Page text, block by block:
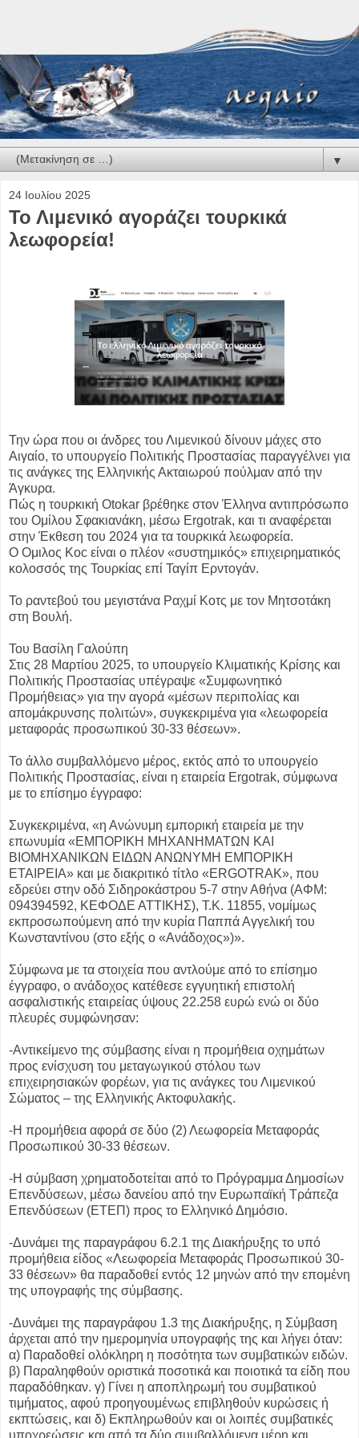
▼
24 Ιουλίου 2025
Το Λιμενικό αγοράζει τουρκικά
λεωφορεία!
Την ώρα που οι άνδρες του Λιμενικού δίνουν μάχες στο
Αιγαίο, το υπουργείο Πολιτικής Προστασίας παραγγέλνει για
τις ανάγκες της Ελληνικής Ακταιωρού πούλμαν από την
Άγκυρα.
Πώς η τουρκική Otokar βρέθηκε στον Έλληνα αντιπρόσωπο
του Ομίλου Σφακιανάκη, μέσω Ergotrak, και τι αναφέρεται
στην Έκθεση του 2024 για τα τουρκικά λεωφορεία.
Ο Ομιλος Koc είναι ο πλέον «συστημικός» επιχειρηματικός
κολοσσός της Τουρκίας επί Ταγίπ Ερντογάν.
Το ραντεβού του μεγιστάνα Ραχμί Κοτς με τον Μητσοτάκη
στη Βουλή.
Του Βασίλη Γαλούπη
Στις 28 Μαρτίου 2025, το υπουργείο Κλιματικής Κρίσης και
Πολιτικής Προστασίας υπέγραψε «Συμφωνητικό
Προμήθειας» για την αγορά «μέσων περιπολίας και
απομάκρυνσης πολιτών», συγκεκριμένα για «λεωφορεία
μεταφοράς προσωπικού 30-33 θέσεων».
Το άλλο συμβαλλόμενο μέρος, εκτός από το υπουργείο
Πολιτικής Προστασίας, είναι η εταιρεία Ergotrak, σύμφωνα
με το επίσημο έγγραφο:
Συγκεκριμένα, «η Ανώνυμη εμπορική εταιρεία με την
επωνυμία «ΕΜΠΟΡΙΚΗ ΜΗΧΑΝΗΜΑΤΩΝ ΚΑΙ
ΒΙΟΜΗΧΑΝΙΚΩΝ ΕΙΔΩΝ ΑΝΩΝΥΜΗ ΕΜΠΟΡΙΚΗ
ΕΤΑΙΡΕΙΑ» και με διακριτικό τίτλο «ERGOTRAK», που
εδρεύει στην οδό Σιδηροκάστρου 5-7 στην Αθήνα (ΑΦΜ:
094394592, ΚΕΦΟΔΕ ΑΤΤΙΚΗΣ), Τ.Κ. 11855, νομίμως
εκπροσωπούμενη από την κυρία Παππά Αγγελική του
Κωνσταντίνου (στο εξής ο «Ανάδοχος»)».
Σύμφωνα με τα στοιχεία που αντλούμε από το επίσημο
έγγραφο, ο ανάδοχος κατέθεσε εγγυητική επιστολή
ασφαλιστικής εταιρείας ύψους 22.258 ευρώ ενώ οι δύο
πλευρές συμφώνησαν:
-Αντικείμενο της σύμβασης είναι η προμήθεια οχημάτων
προς ενίσχυση του μεταγωγικού στόλου των
επιχειρησιακών φορέων, για τις ανάγκες του Λιμενικού
Σώματος – της Ελληνικής Ακτοφυλακής.
-Η προμήθεια αφορά σε δύο (2) Λεωφορεία Μεταφοράς
Προσωπικού 30-33 θέσεων.
-Η σύμβαση χρηματοδοτείται από το Πρόγραμμα Δημοσίων
Επενδύσεων, μέσω δανείου από την Ευρωπαϊκή Τράπεζα
Επενδύσεων (ΕΤΕΠ) προς το Ελληνικό Δημόσιο.
-Δυνάμει της παραγράφου 6.2.1 της Διακήρυξης το υπό
προμήθεια είδος «Λεωφορεία Μεταφοράς Προσωπικού 30-
33 θέσεων» θα παραδοθεί εντός 12 μηνών από την επομένη
της υπογραφής της σύμβασης.
-Δυνάμει της παραγράφου 1.3 της Διακήρυξης, η Σύμβαση
άρχεται από την ημερομηνία υπογραφής της και λήγει όταν:
α) Παραδοθεί ολόκληρη η ποσότητα των συμβατικών ειδών.
β) Παραληφθούν οριστικά ποσοτικά και ποιοτικά τα είδη που
παραδόθηκαν. γ) Γίνει η αποπληρωμή του συμβατικού
τιμήματος, αφού προηγουμένως επιβληθούν κυρώσεις ή
εκπτώσεις, και δ) Εκπληρωθούν και οι λοιπές συμβατικές